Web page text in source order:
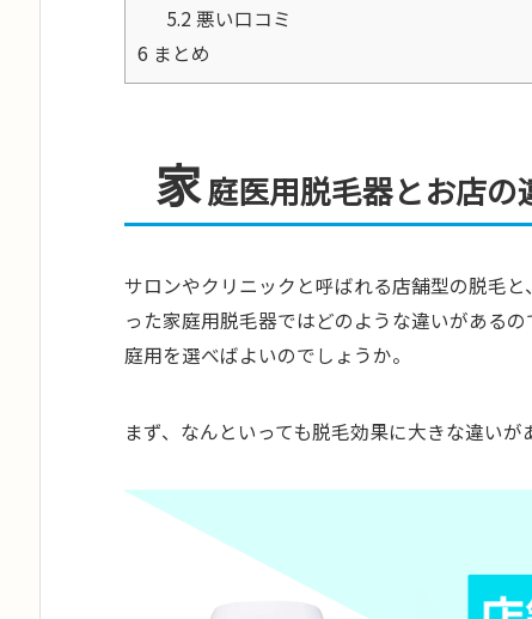
5.2 悪い口コミ
6 まとめ
家庭医用脱毛器とお店の
サロンやクリニックと呼ばれる店舗型の脱毛と
った家庭用脱毛器ではどのような違いがある
庭用を選べばよいのでしょうか。
まず、なんといっても脱毛効果に大きな違いが